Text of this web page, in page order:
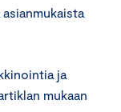
ja
mukaan